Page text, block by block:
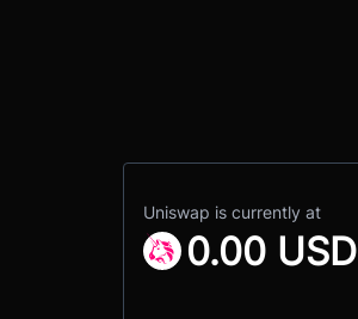
Uniswap is currently at
0.00 USD